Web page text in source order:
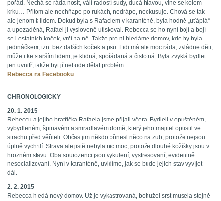
pořád. Nechá se ráda nosit, válí radostí sudy, ducá hlavou, vine se kolem
krku… Přitom ale nechňape po rukách, nedrápe, neokusuje. Chová se tak
ale jenom k lidem. Dokud byla s Rafaelem v karanténě, byla hodně „uťáplá“
a upozaděná, Rafael ji vysloveně utiskoval. Rebecca se ho nyní bojí a bojí
se i ostatních koček, vrčí na ně. Takže pro ni hledáme domov, kde by byla
jedináčkem, tzn. bez dalších koček a psů. Lidi má ale moc ráda, zvládne děti,
může i ke starším lidem, je klidná, spořádaná a čistotná. Byla zvyklá bydlet
jen uvnitř, takže byt jí nebude dělat problém.
Rebecca na Facebooku
CHRONOLOGICKY
20. 1. 2015
Rebeccu a jejího bratříčka Rafaela jsme přijali včera. Bydleli v opuštěném,
vybydleném, špinavém a smradlavém domě, který jeho majitel opustil ve
strachu před věřiteli. Občas jim někdo přinesl něco na zub, protože nejsou
úplně vychrtlí. Strava ale jistě nebyla nic moc, protože dlouhé kožíšky jsou v
hrozném stavu. Oba sourozenci jsou vykulení, vystresovaní, evidentně
nesocializovaní. Nyní v karanténě, uvidíme, jak se bude jejich stav vyvíjet
dál.
2. 2. 2015
Rebecca hledá nový domov. Už je vykastrovaná, bohužel srst musela stejně